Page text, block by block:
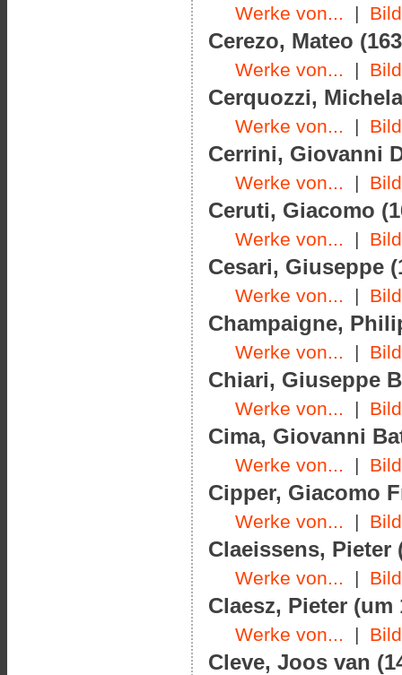
Werke von... |
Cerezo, Mateo
Werke von... |
Cerquozzi,
Werke von... |
Cerrini, Giovanni
Werke von... |
Ceruti, Giacomo
Werke von... |
Cesari, Giuseppe
Werke von... |
Champaigne,
Werke von... |
Chiari, Giuseppe
Werke von... |
Cima, Giovanni
Werke von... |
Cipper, Giacomo
Werke von... |
Claeissens, Pieter
Werke von... |
Claesz, Pieter (um
Werke von... |
Cleve, Joos van